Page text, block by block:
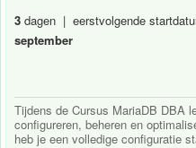
3 dagen | eerstvolgende
september
Tijdens de Cursus MariaDB DBA
configureren, beheren en
heb je een volledige configuratie